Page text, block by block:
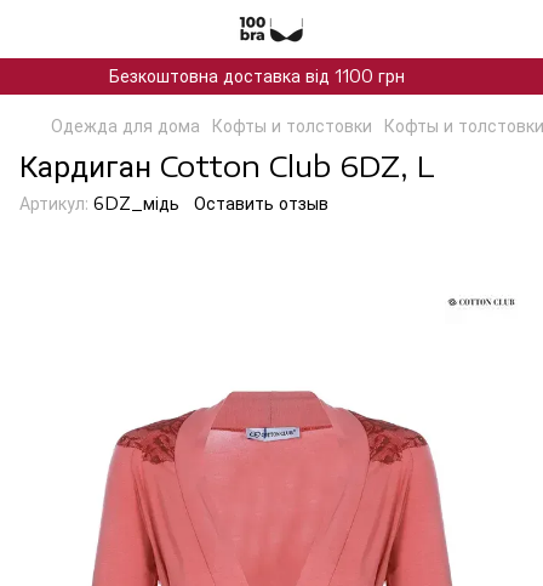
Безкоштовна доставка від 1100 грн
Одежда для дома Кофты и толстовки Кофты и
Кардиган Cotton Club 6DZ, L
Артикул: 6DZ_мiдь Оставить отзыв